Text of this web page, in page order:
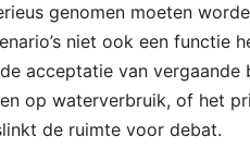
genomen moeten
niet ook een functie
acceptatie van vergaande
op waterverbruik, of het
de ruimte voor debat.